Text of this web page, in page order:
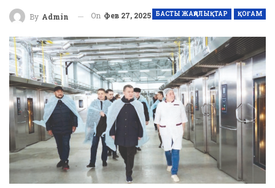
БАСТЫ ЖАҢАЛЫҚТАР ҚОҒАМ
By Admin On Фев 27, 2025